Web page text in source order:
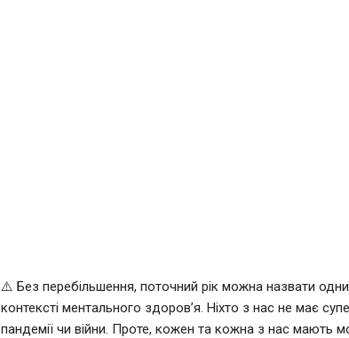
⚠️ Без перебільшення, поточний рік можна назвати
контексті ментального здоров’я. Ніхто з нас не має
пандемії чи війни. Проте, кожен та кожна з нас мають